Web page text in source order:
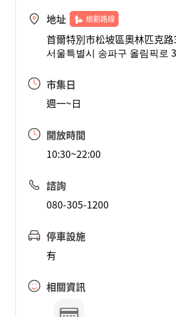
地址 規劃路線
首爾特別市松坡區奧林匹克路
서울특별시 송파구 올림픽로
市集日
週一~日
開放時間
10:30~22:00
諮詢
080-305-1200
停車設施
有
相關資訊